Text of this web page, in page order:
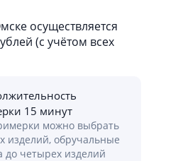
осуществляется
(с учётом всех
15 минут
можно выбрать
изделий, обручальные
до четырех изделий